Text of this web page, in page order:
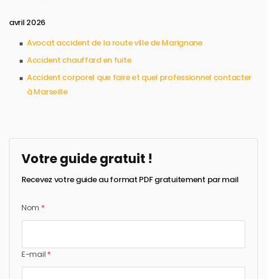
avril 2026
Avocat accident de la route ville de Marignane
Accident chauffard en fuite
Accident corporel que faire et quel professionnel contacter
à Marseille
Votre guide gratuit !
Recevez votre guide au format PDF gratuitement par mail
Nom *
E-mail *